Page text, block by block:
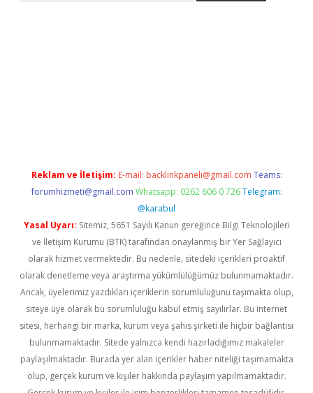
Reklam ve İletişim: E-mail: backlinkpaneli@gmail.com Teams:
forumhizmeti@gmail.com Whatsapp: 0262 606 0 726 Telegram:
@karabul
Yasal Uyarı: Sitemiz, 5651 Sayılı Kanun gereğince Bilgi Teknolojileri
ve İletişim Kurumu (BTK) tarafından onaylanmış bir Yer Sağlayıcı
olarak hizmet vermektedir. Bu nedenle, sitedeki içerikleri proaktif
olarak denetleme veya araştırma yükümlülüğümüz bulunmamaktadır.
Ancak, üyelerimiz yazdıkları içeriklerin sorumluluğunu taşımakta olup,
siteye üye olarak bu sorumluluğu kabul etmiş sayılırlar. Bu internet
sitesi, herhangi bir marka, kurum veya şahıs şirketi ile hiçbir bağlantısı
bulunmamaktadır. Sitede yalnızca kendi hazırladığımız makaleler
paylaşılmaktadır. Burada yer alan içerikler haber niteliği taşımamakta
olup, gerçek kurum ve kişiler hakkında paylaşım yapılmamaktadır.